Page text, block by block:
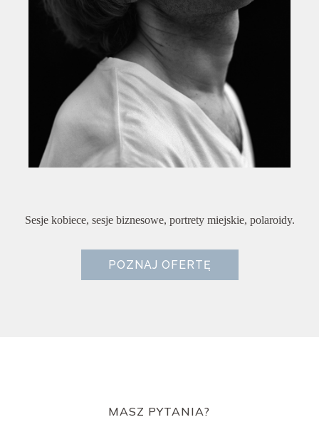
Sesje kobiece, sesje biznesowe, portrety miejskie, polaroidy.
POZNAJ OFERTĘ
MASZ PYTANIA?